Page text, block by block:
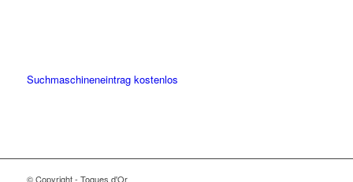
Suchmaschineneintrag kostenlos
© Copyright - Toques d'Or